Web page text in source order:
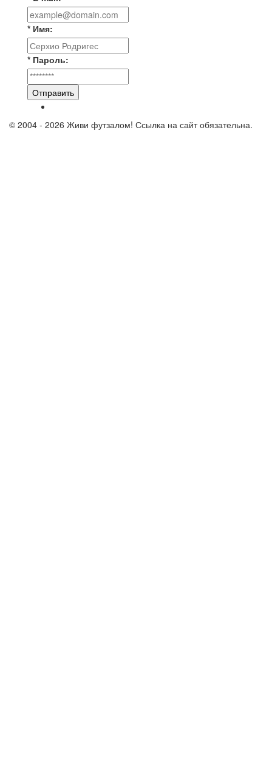
* Имя:
* Пароль:
Отправить
© 2004 - 2026 Живи футзалом! Ссылка на сайт обязательна.